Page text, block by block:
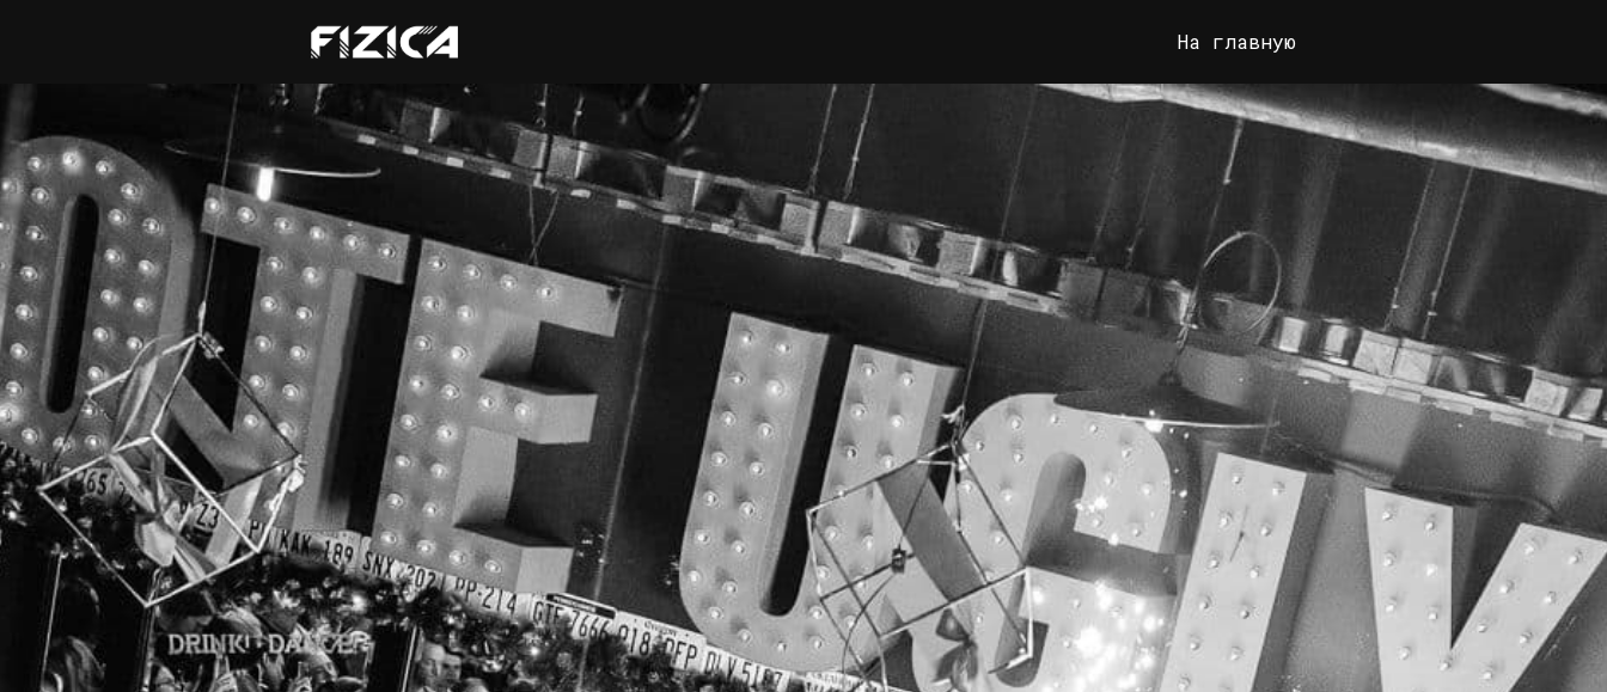
На главную